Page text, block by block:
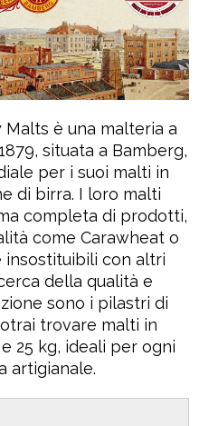
è una malteria a
situata a Bamberg,
per i suoi malti in
di birra. I loro malti
completa di prodotti,
come Carawheat o
insostituibili con altri
della qualità e
sono i pilastri di
trovare malti in
25 kg, ideali per ogni
artigianale.